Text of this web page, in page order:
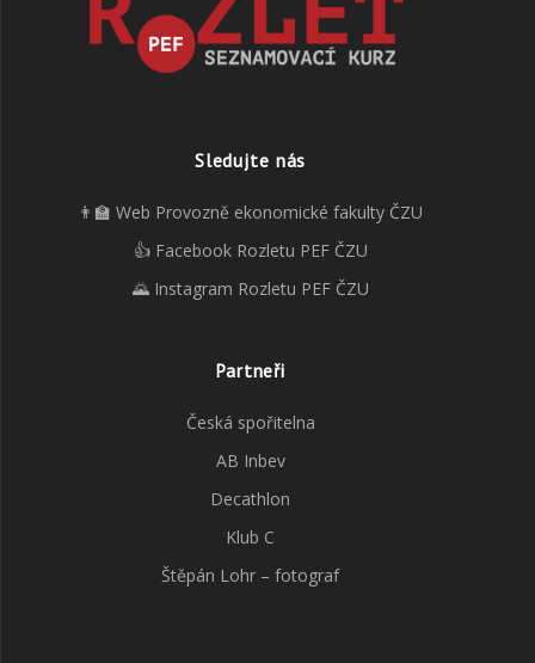
Sledujte nás
👨‍🏫 Web Provozně ekonomické fakulty ČZU
👍 Facebook Rozletu PEF ČZU
🌄 Instagram Rozletu PEF ČZU
Partneři
Česká spořitelna
AB Inbev
Decathlon
Klub C
Štěpán Lohr – fotograf